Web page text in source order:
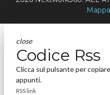
close
Codice Rss
Clicca sul pulsante per
appunti.
RSS link